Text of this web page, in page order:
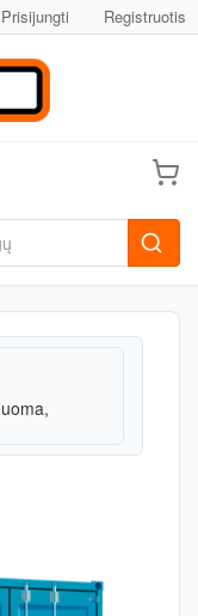
Prisijungti Registruotis